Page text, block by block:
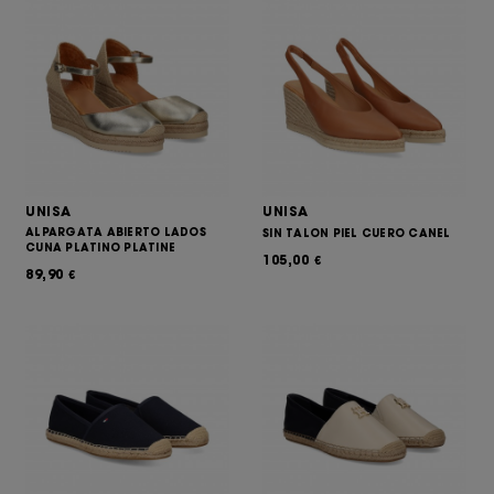
UNISA
ALPARGATA ABIERTO LADOS
CUNA PLATINO PLATINE
89,90 €
UNISA
SIN TALON PIEL CUERO CANEL
105,00 €